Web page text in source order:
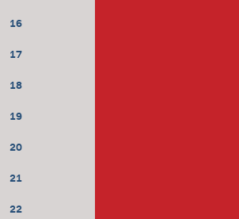
16
17
18
19
20
21
22